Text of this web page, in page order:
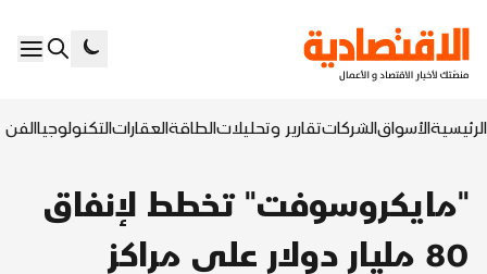
الرئيسيةالأسواقالشركاتتقارير وتحليلاتالطاقةالعقاراتالتكنولوجياالفن
"مايكروسوفت" تخطط لإنفاق
80 مليار دولار على مراكز